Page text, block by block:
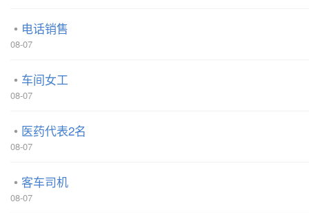
电话销售
08-07
车间女工
08-07
医药代表2名
08-07
客车司机
08-07